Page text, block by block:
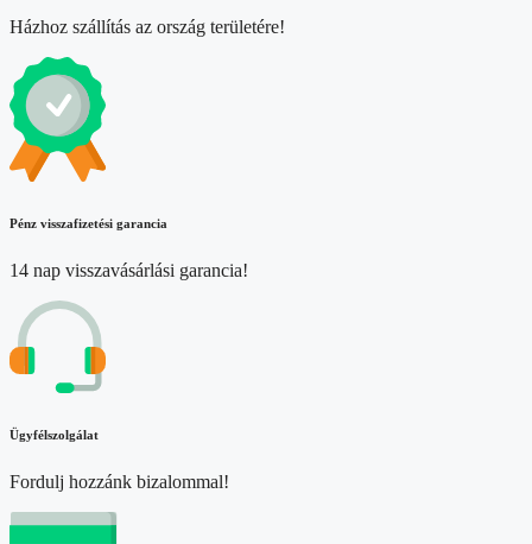
Házhoz szállítás az ország területére!
Pénz visszafizetési garancia
14 nap visszavásárlási garancia!
Ügyfélszolgálat
Fordulj hozzánk bizalommal!